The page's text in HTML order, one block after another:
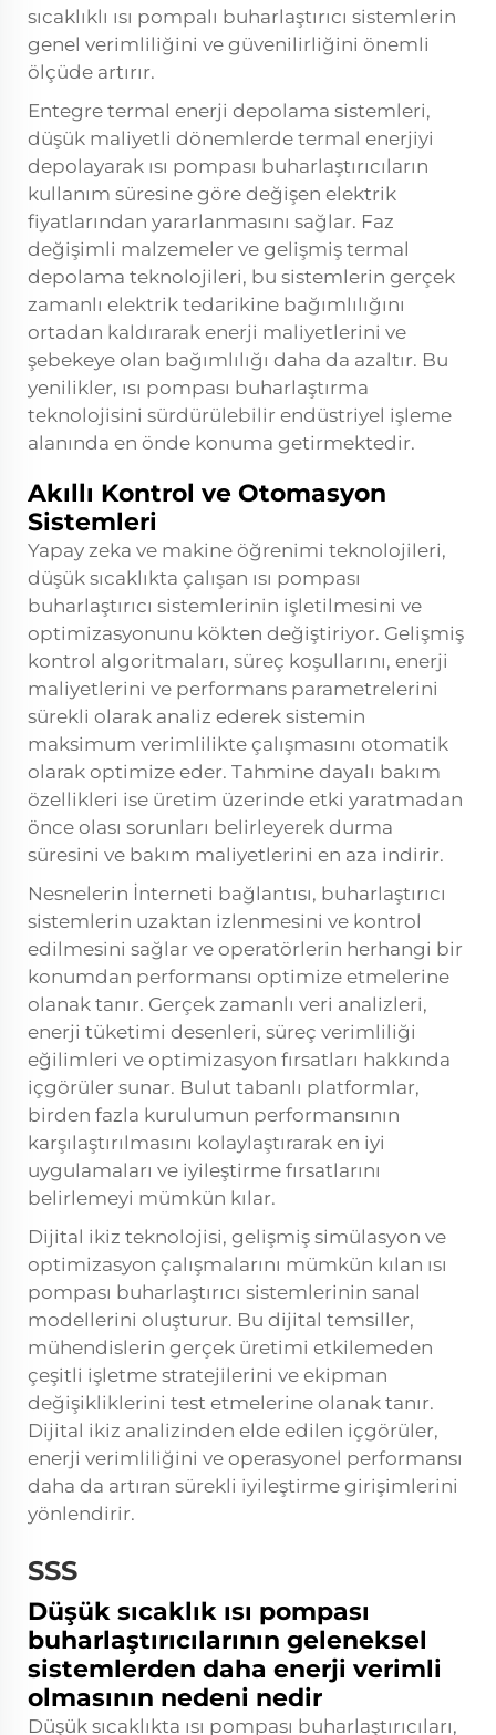
sıcaklıklı ısı pompalı buharlaştırıcı sistemlerin
genel verimliliğini ve güvenilirliğini önemli
ölçüde artırır.
Entegre termal enerji depolama sistemleri,
düşük maliyetli dönemlerde termal enerjiyi
depolayarak ısı pompası buharlaştırıcıların
kullanım süresine göre değişen elektrik
fiyatlarından yararlanmasını sağlar. Faz
değişimli malzemeler ve gelişmiş termal
depolama teknolojileri, bu sistemlerin gerçek
zamanlı elektrik tedarikine bağımlılığını
ortadan kaldırarak enerji maliyetlerini ve
şebekeye olan bağımlılığı daha da azaltır. Bu
yenilikler, ısı pompası buharlaştırma
teknolojisini sürdürülebilir endüstriyel işleme
alanında en önde konuma getirmektedir.
Akıllı Kontrol ve Otomasyon
Sistemleri
Yapay zeka ve makine öğrenimi teknolojileri,
düşük sıcaklıkta çalışan ısı pompası
buharlaştırıcı sistemlerinin işletilmesini ve
optimizasyonunu kökten değiştiriyor. Gelişmiş
kontrol algoritmaları, süreç koşullarını, enerji
maliyetlerini ve performans parametrelerini
sürekli olarak analiz ederek sistemin
maksimum verimlilikte çalışmasını otomatik
olarak optimize eder. Tahmine dayalı bakım
özellikleri ise üretim üzerinde etki yaratmadan
önce olası sorunları belirleyerek durma
süresini ve bakım maliyetlerini en aza indirir.
Nesnelerin İnterneti bağlantısı, buharlaştırıcı
sistemlerin uzaktan izlenmesini ve kontrol
edilmesini sağlar ve operatörlerin herhangi bir
konumdan performansı optimize etmelerine
olanak tanır. Gerçek zamanlı veri analizleri,
enerji tüketimi desenleri, süreç verimliliği
eğilimleri ve optimizasyon fırsatları hakkında
içgörüler sunar. Bulut tabanlı platformlar,
birden fazla kurulumun performansının
karşılaştırılmasını kolaylaştırarak en iyi
uygulamaları ve iyileştirme fırsatlarını
belirlemeyi mümkün kılar.
Dijital ikiz teknolojisi, gelişmiş simülasyon ve
optimizasyon çalışmalarını mümkün kılan ısı
pompası buharlaştırıcı sistemlerinin sanal
modellerini oluşturur. Bu dijital temsiller,
mühendislerin gerçek üretimi etkilemeden
çeşitli işletme stratejilerini ve ekipman
değişikliklerini test etmelerine olanak tanır.
Dijital ikiz analizinden elde edilen içgörüler,
enerji verimliliğini ve operasyonel performansı
daha da artıran sürekli iyileştirme girişimlerini
yönlendirir.
SSS
Düşük sıcaklık ısı pompası
buharlaştırıcılarının geleneksel
sistemlerden daha enerji verimli
olmasının nedeni nedir
Düşük sıcaklıkta ısı pompası buharlaştırıcıları,